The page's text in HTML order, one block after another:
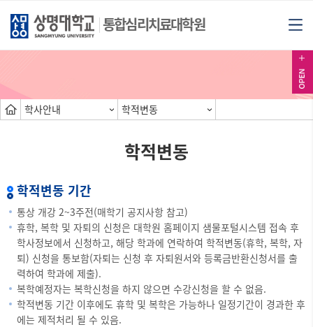
통합심리치료대학원
학사안내 학적변동
학적변동
학적변동 기간
통상 개강 2~3주전(매학기 공지사항 참고)
휴학, 복학 및 자퇴의 신청은 대학원 홈페이지 샘물포털시스템 접속 후
학사정보에서 신청하고, 해당 학과에 연락하여 학적변동(휴학, 복학, 자
퇴) 신청을 통보함(자퇴는 신청 후 자퇴원서와 등록금반환신청서를 출
력하여 학과에 제출).
복학예정자는 복학신청을 하지 않으면 수강신청을 할 수 없음.
학적변동 기간 이후에도 휴학 및 복학은 가능하나 일정기간이 경과한 후
에는 제적처리 될 수 있음.